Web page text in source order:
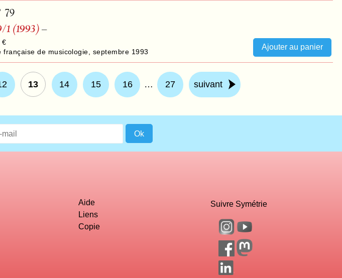
79
1 (1993)–
€
française de musicologie septembre 1993
13 14 15 16 … 27 suivant
Aide
Liens
Copie
Suivre Symétrie